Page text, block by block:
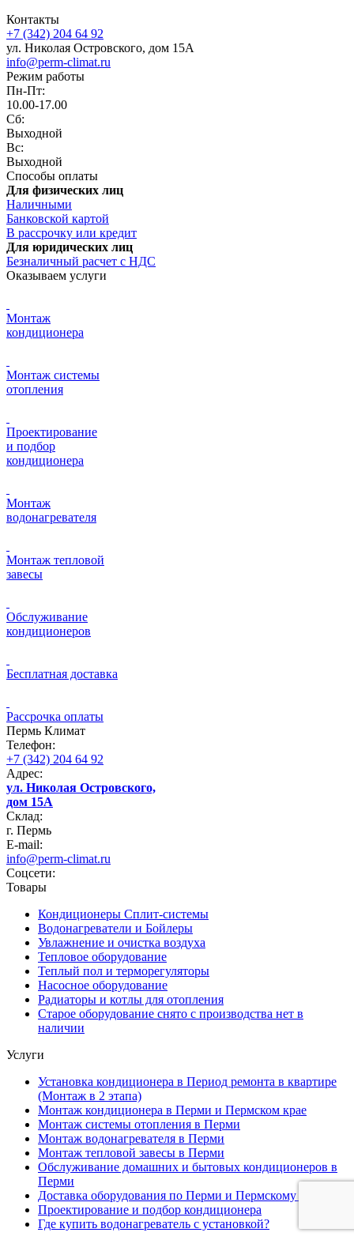
Контакты
+7 (342) 204 64 92
ул. Николая Островского, дом 15А
info@perm-climat.ru
Режим работы
Пн-Пт:
10.00-17.00
Сб:
Выходной
Вс:
Выходной
Способы оплаты
Для физических лиц
Наличными
Банковской картой
В рассрочку или кредит
Для юридических лиц
Безналичный расчет с НДС
Оказываем услуги
Монтаж
кондиционера
Монтаж системы
отопления
Проектирование
и подбор
кондиционера
Монтаж
водонагревателя
Монтаж тепловой
завесы
Обслуживание
кондиционеров
Бесплатная доставка
Рассрочка оплаты
Пермь Климат
Телефон:
+7 (342) 204 64 92
Адрес:
ул. Николая Островского,
дом 15А
Склад:
г. Пермь
E-mail:
info@perm-climat.ru
Соцсети:
Товары
Кондиционеры Сплит-системы
Водонагреватели и Бойлеры
Увлажнение и очистка воздуха
Тепловое оборудование
Теплый пол и терморегуляторы
Насосное оборудование
Радиаторы и котлы для отопления
Старое оборудование снято с производства нет в
наличии
Услуги
Установка кондиционера в Период ремонта в квартире
(Монтаж в 2 этапа)
Монтаж кондиционера в Перми и Пермском крае
Монтаж системы отопления в Перми
Монтаж водонагревателя в Перми
Монтаж тепловой завесы в Перми
Обслуживание домашних и бытовых кондиционеров в
Перми
Доставка оборудования по Перми и Пермскому краю
Проектирование и подбор кондиционера
Где купить водонагреватель с установкой?